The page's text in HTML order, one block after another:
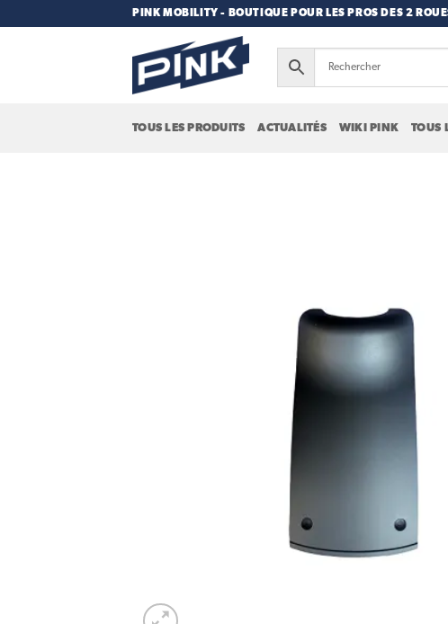
PINK MOBILITY - BOUTIQUE POUR LES PROS DES 2
TOUS LES PRODUITS ACTUALITÉS WIKI PINK TOUS